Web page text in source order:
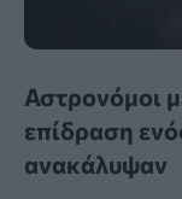
Αστρονόμοι
επίδραση
ανακάλυψαν